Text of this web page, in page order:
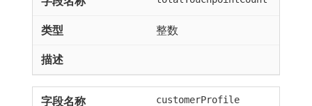
整数
customerProfile